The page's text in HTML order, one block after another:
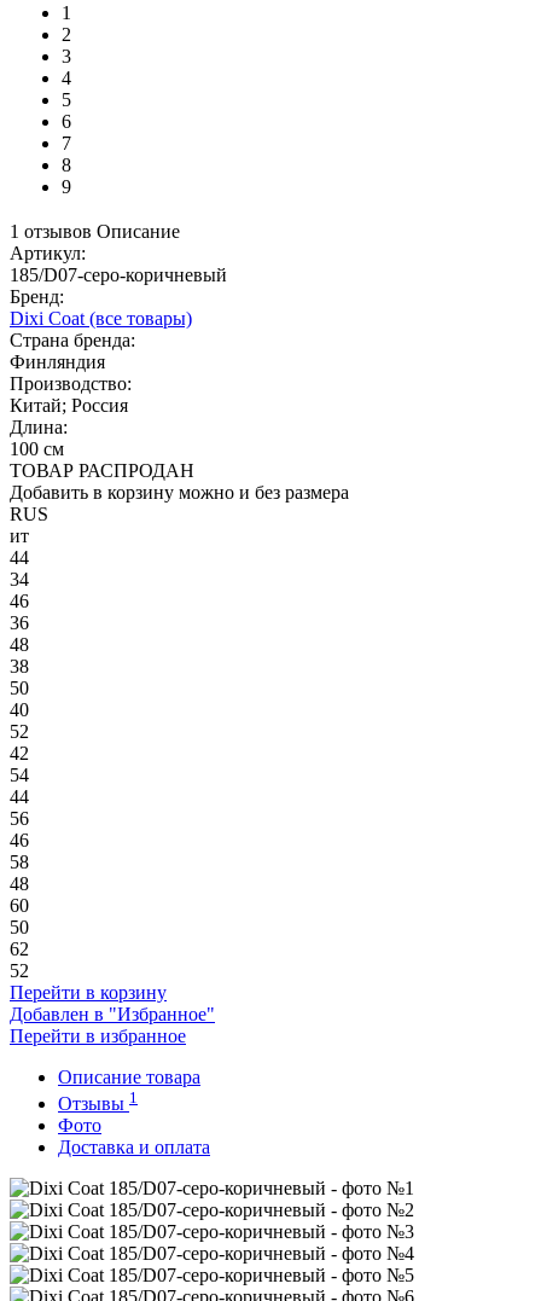
1
2
3
4
5
6
7
8
9
1 отзывов Описание
Артикул:
185/D07-серо-коричневый
Бренд:
Dixi Coat (все товары)
Страна бренда:
Финляндия
Производство:
Китай; Россия
Длина:
100 см
ТОВАР РАСПРОДАН
Добавить в корзину можно и без размера
RUS
ит
44
34
46
36
48
38
50
40
52
42
54
44
56
46
58
48
60
50
62
52
Перейти в корзину
Добавлен в "Избранное"
Перейти в избранное
Описание товара
Отзывы 1
Фото
Доставка и оплата